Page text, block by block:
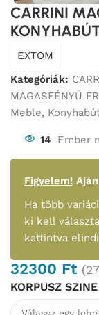
CARRINI
EXTOM
Kategóriák:
MAGASFÉNYŰ
Meble,
14 Ember
Figyelem!
Ha több
ki kell
kattintva
32300 Ft
KORPUSZ SZINE